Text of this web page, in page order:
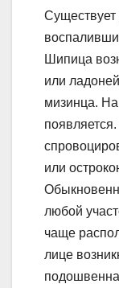
Шипица
или
мизинца. На
или
любой
чаще
лице